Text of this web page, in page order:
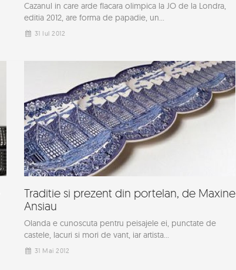
Cazanul in care arde flacara olimpica la JO de la Londra,
editia 2012, are forma de papadie, un...
31 Iul 2012
Traditie si prezent din portelan, de Maxine
Ansiau
Olanda e cunoscuta pentru peisajele ei, punctate de
castele, lacuri si mori de vant, iar artista...
31 Mai 2012